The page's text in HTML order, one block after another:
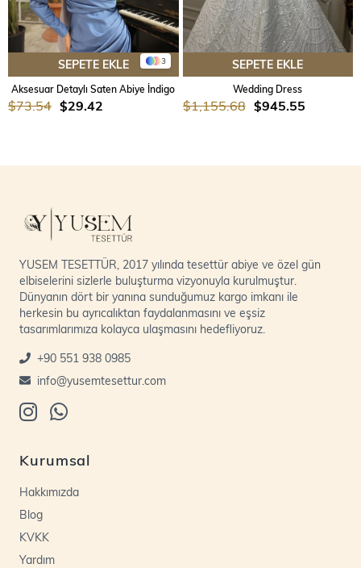
3
SEPETE EKLE
Aksesuar Detaylı Saten Abiye İndigo
$29.42
$73.54
SEPETE EKLE
Wedding Dress
$945.55
$1,155.68
YUSEM TESETTÜR, 2017 yılında tesettür abiye ve özel gün
elbiselerini sizlerle buluşturma vizyonuyla kurulmuştur.
Dünyanın dört bir yanına sunduğumuz kargo imkanı ile
herkesin bu ayrıcalıktan faydalanmasını ve eşsiz
tasarımlarımıza kolayca ulaşmasını hedefliyoruz.
+90 551 938 0985
info@yusemtesettur.com
Kurumsal
Hakkımızda
Blog
KVKK
Yardım